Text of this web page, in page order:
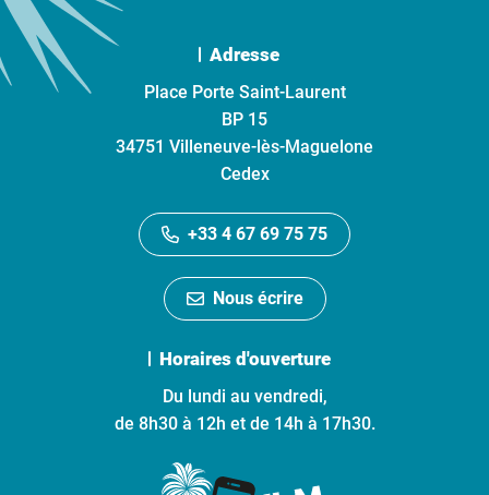
Adresse
Place Porte Saint-Laurent
BP 15
34751 Villeneuve-lès-Maguelone
Cedex
+33 4 67 69 75 75
Nous écrire
Horaires d'ouverture
Du lundi au vendredi,
de 8h30 à 12h et de 14h à 17h30.